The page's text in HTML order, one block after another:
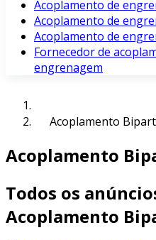
Acoplamento de
Acoplamento de
Acoplamento de
Fornecedor de
engrenagem
Acoplamento
Acoplamento
Todos os
Acoplamento